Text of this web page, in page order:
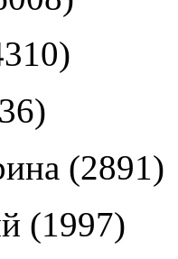
(2891)
(1997)